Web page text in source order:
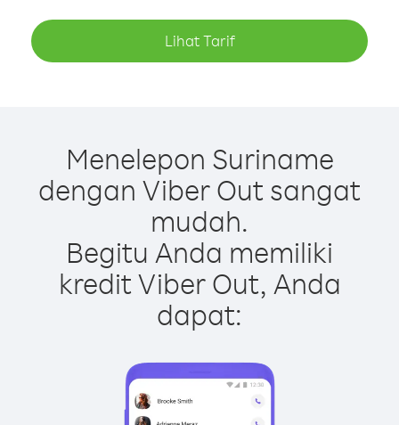
Lihat Tarif
Menelepon Suriname
dengan Viber Out sangat
mudah.
Begitu Anda memiliki
kredit Viber Out, Anda
dapat: